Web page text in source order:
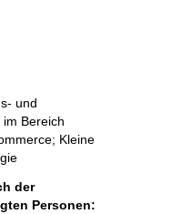
und
Bereich
Kleine
der
Personen: